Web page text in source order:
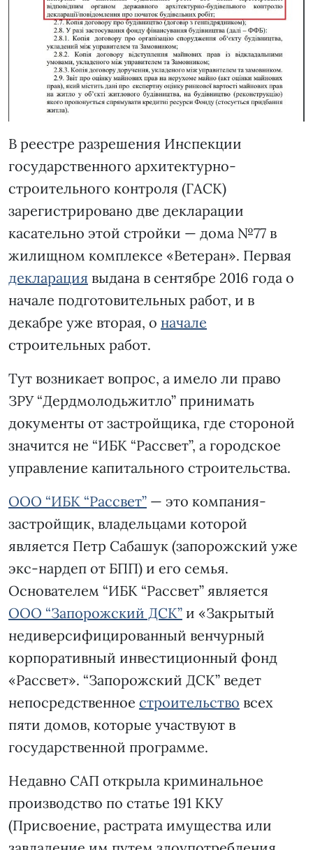
В реестре разрешения Инспекции
государственного архитектурно-
строительного контроля (ГАСК)
зарегистрировано две декларации
касательно этой стройки — дома №77 в
жилищном комплексе «Ветеран». Первая
декларация выдана в сентябре 2016 года о
начале подготовительных работ, и в
декабре уже вторая, о начале
строительных работ.
Тут возникает вопрос, а имело ли право
ЗРУ “Дердмолодьжитло” принимать
документы от застройщика, где стороной
значится не “ИБК “Рассвет”, а городское
управление капитального строительства.
ООО “ИБК “Рассвет” — это компания-
застройщик, владельцами которой
является Петр Сабашук (запорожский уже
экс-нардеп от БПП) и его семья.
Основателем “ИБК “Рассвет” является
ООО “Запорожский ДСК” и «Закрытый
недиверсифицированный венчурный
корпоративный инвестиционный фонд
«Рассвет». “Запорожский ДСК” ведет
непосредственное строительство всех
пяти домов, которые участвуют в
государственной программе.
Недавно САП открыла криминальное
производство по статье 191 ККУ
(Присвоение, растрата имущества или